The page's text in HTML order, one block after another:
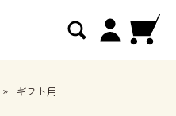
» ギフト用